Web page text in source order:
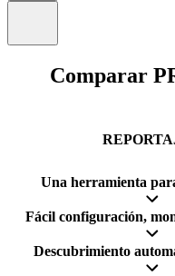
Comparar
Una herramienta
Fácil configuración,
Descubrimiento